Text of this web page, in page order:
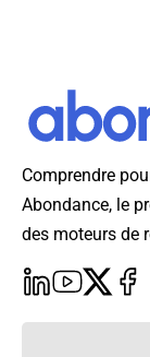
Comprendre
Abondance, le
des moteurs de